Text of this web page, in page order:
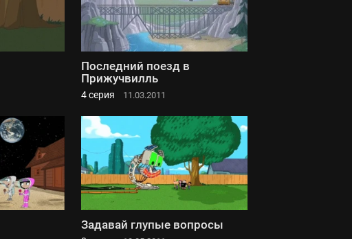
Последний поезд в
Прижучвилль
4 серия 11.03.2011
Задавай глупые вопросы